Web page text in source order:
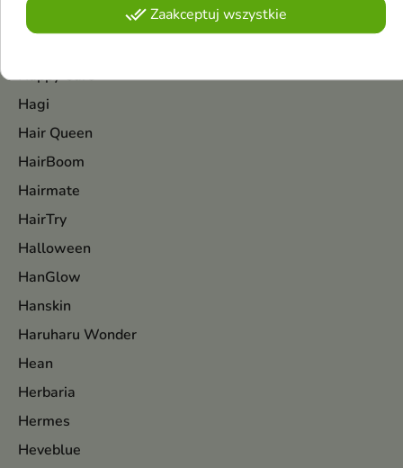
Hair Expert
Happy Care
Hagi
Hair Queen
HairBoom
Hairmate
HairTry
Halloween
HanGlow
Hanskin
Haruharu Wonder
Hean
Herbaria
Hermes
Heveblue
done_allZaakceptuj wszystkie